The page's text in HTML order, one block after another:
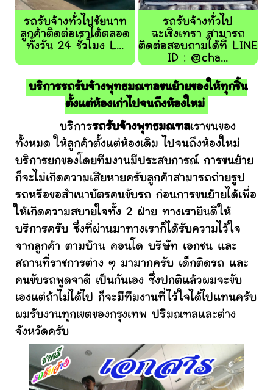
รถรับจ้างทั่วไปชัยนาท
ลูกค้าติดต่อเราได้ตลอด
ทั้งวัน 24 ชั่วโมง L...
รถรับจ้างทั่วไป
ฉะเชิงเทรา สามารถ
ติดต่อสอบถามได้ที่ LINE
ID : @cha...
บริการรถรับจ้างพุทธมณฑลขนย้ายของให้ทุกชิ้น
ตั้งแต่ห้องเก่าไปจนถึงห้องใหม่
บริการรถรับจ้างพุทธมณฑลเราขนของ
ทั้งหมด ให้ลูกค้าตั้งแต่ห้องเดิม ไปจนถึงห้องใหม่
บริการยกของโดยทีมงานมีประสบการณ์ การขนย้าย
ก็จะไม่เกิดความเสียหายครับลูกค้าสามารถถ่ายรูป
รถหรือขอสำเนาบัตรคนขับรถ ก่อนการขนย้ายได้เพื่อ
ให้เกิดความสบายใจทั้ง 2 ฝ่าย ทางเรายินดีให้
บริการครับ ซึ่งที่ผ่านมาทางเราก็ได้รับความไว้ใจ
จากลูกค้า ตามบ้าน คอนโด บริษัท เอกชน และ
สถานที่ราชการต่าง ๆ มามากครับ เด็กติดรถ และ
คนขับรถพูดจาดี เป็นกันเอง ซึ่งปกติแล้วผมจะขับ
เองแต่ถ้าไม่ได้ไป ก็จะมีทีมงานที่ไว้ใจได้ไปแทนครับ
ผมรับงานทุกเขตของกรุงเทพ ปริมณฑลและต่าง
จังหวัดครับ